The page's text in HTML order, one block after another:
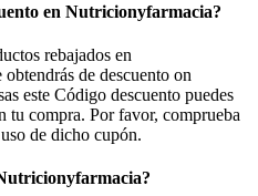
en Nutricionyfarmacia?
rebajados en
de descuento on
este Código descuento puedes
tu compra. Por favor, comprueba
de dicho cupón.